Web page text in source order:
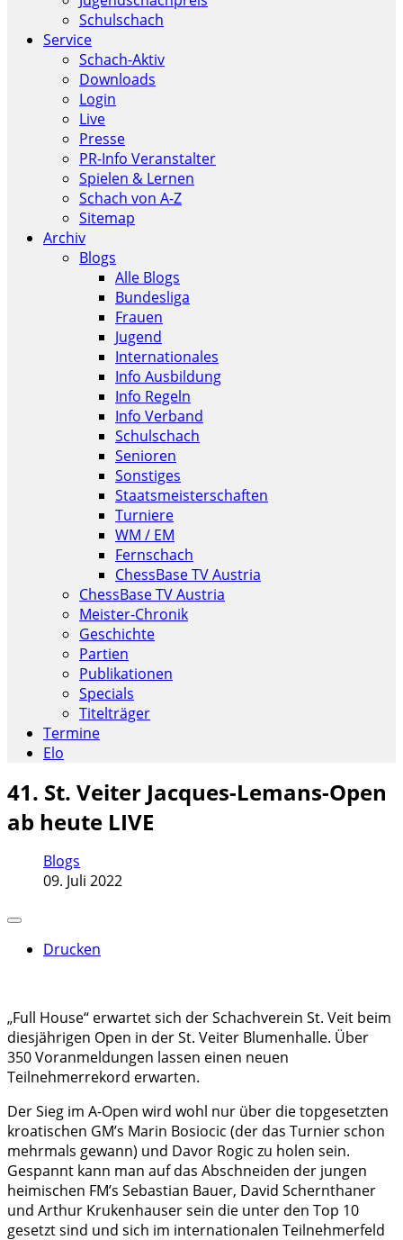
Schulschach
Service
Schach-Aktiv
Downloads
Login
Live
Presse
PR-Info Veranstalter
Spielen & Lernen
Schach von A-Z
Sitemap
Archiv
Blogs
Alle Blogs
Bundesliga
Frauen
Jugend
Internationales
Info Ausbildung
Info Regeln
Info Verband
Schulschach
Senioren
Sonstiges
Staatsmeisterschaften
Turniere
WM / EM
Fernschach
ChessBase TV Austria
ChessBase TV Austria
Meister-Chronik
Geschichte
Partien
Publikationen
Specials
Titelträger
Termine
Elo
41. St. Veiter Jacques-Lemans-Open
ab heute LIVE
Blogs
09. Juli 2022
Drucken
„Full House“ erwartet sich der Schachverein St. Veit beim
diesjährigen Open in der St. Veiter Blumenhalle. Über
350 Voranmeldungen lassen einen neuen
Teilnehmerrekord erwarten.
Der Sieg im A-Open wird wohl nur über die topgesetzten
kroatischen GM’s Marin Bosiocic (der das Turnier schon
mehrmals gewann) und Davor Rogic zu holen sein.
Gespannt kann man auf das Abschneiden der jungen
heimischen FM’s Sebastian Bauer, David Schernthaner
und Arthur Krukenhauser sein die unter den Top 10
gesetzt sind und sich im internationalen Teilnehmerfeld